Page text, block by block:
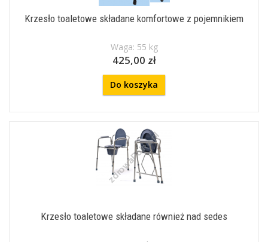
Krzesło toaletowe składane komfortowe z pojemnikiem
Waga: 55 kg
425,00 zł
Do koszyka
Krzesło toaletowe składane również nad sedes